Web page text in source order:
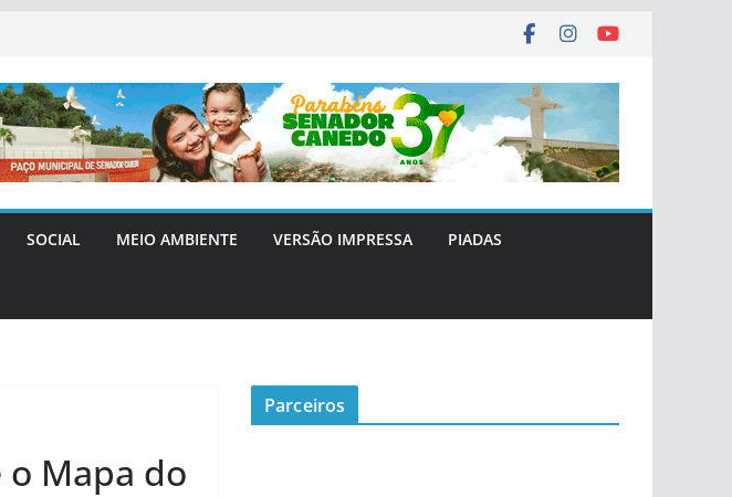
SOCIAL MEIO AMBIENTE VERSÃO IMPRESSA PIADAS
Mapa do
Parceiros